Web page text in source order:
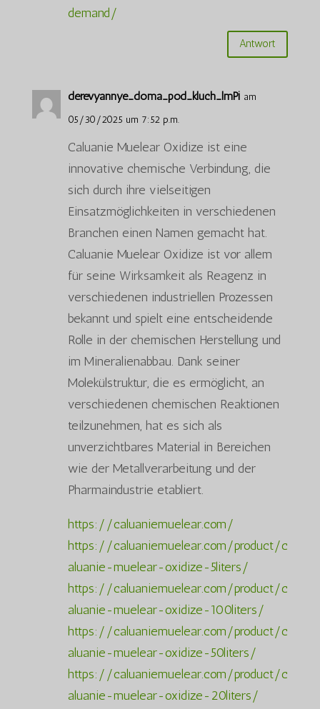
demand/
Antwort
derevyannye_doma_pod_kluch_lmPi am
05/30/2025 um 7:52 p.m.
Caluanie Muelear Oxidize ist eine
innovative chemische Verbindung, die
sich durch ihre vielseitigen
Einsatzmöglichkeiten in verschiedenen
Branchen einen Namen gemacht hat.
Caluanie Muelear Oxidize ist vor allem
für seine Wirksamkeit als Reagenz in
verschiedenen industriellen Prozessen
bekannt und spielt eine entscheidende
Rolle in der chemischen Herstellung und
im Mineralienabbau. Dank seiner
Molekülstruktur, die es ermöglicht, an
verschiedenen chemischen Reaktionen
teilzunehmen, hat es sich als
unverzichtbares Material in Bereichen
wie der Metallverarbeitung und der
Pharmaindustrie etabliert.
https://caluaniemuelear.com/
https://caluaniemuelear.com/product/c
aluanie-muelear-oxidize-5liters/
https://caluaniemuelear.com/product/c
aluanie-muelear-oxidize-100liters/
https://caluaniemuelear.com/product/c
aluanie-muelear-oxidize-50liters/
https://caluaniemuelear.com/product/c
aluanie-muelear-oxidize-20liters/